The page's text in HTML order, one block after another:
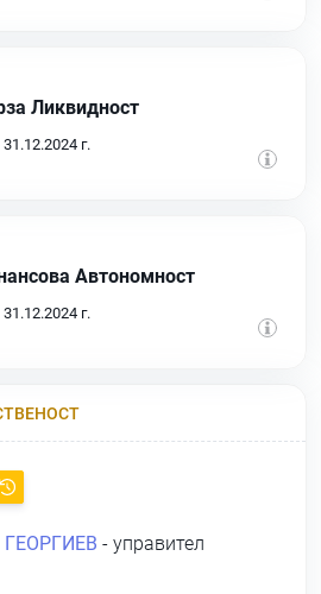
Ликвидност
г.
Автономност
г.
- управител